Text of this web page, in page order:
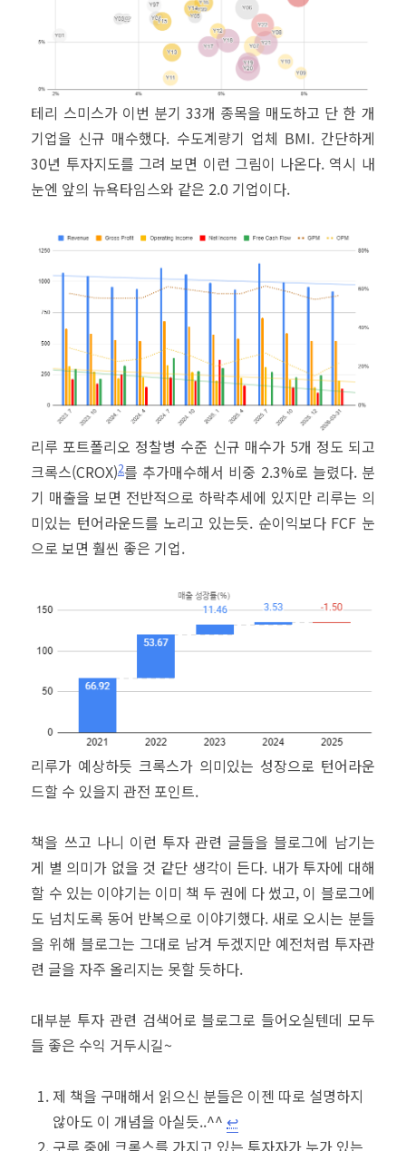
테리 스미스가 이번 분기 33개 종목을 매도하고 단 한 개
기업을 신규 매수했다. 수도계량기 업체 BMI. 간단하게
30년 투자지도를 그려 보면 이런 그림이 나온다. 역시 내
눈엔 앞의 뉴욕타임스와 같은 2.0 기업이다.
리루 포트폴리오 정찰병 수준 신규 매수가 5개 정도 되고
크록스(CROX)2를 추가매수해서 비중 2.3%로 늘렸다. 분
기 매출을 보면 전반적으로 하락추세에 있지만 리루는 의
미있는 턴어라운드를 노리고 있는듯. 순이익보다 FCF 눈
으로 보면 훨씬 좋은 기업.
리루가 예상하듯 크록스가 의미있는 성장으로 턴어라운
드할 수 있을지 관전 포인트.
책을 쓰고 나니 이런 투자 관련 글들을 블로그에 남기는
게 별 의미가 없을 것 같단 생각이 든다. 내가 투자에 대해
할 수 있는 이야기는 이미 책 두 권에 다 썼고, 이 블로그에
도 넘치도록 동어 반복으로 이야기했다. 새로 오시는 분들
을 위해 블로그는 그대로 남겨 두겠지만 예전처럼 투자관
련 글을 자주 올리지는 못할 듯하다.
대부분 투자 관련 검색어로 블로그로 들어오실텐데 모두
들 좋은 수익 거두시길~
제 책을 구매해서 읽으신 분들은 이젠 따로 설명하지
않아도 이 개념을 아실듯..^^ ↩︎